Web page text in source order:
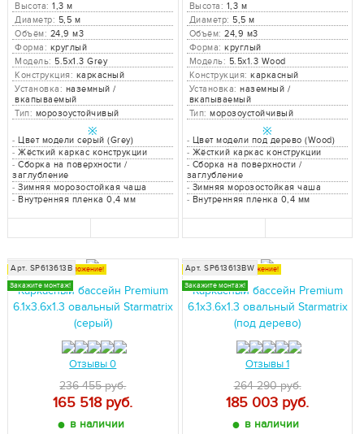
Высота:1,3 м
Диаметр: 5,5 м
Объём: 24,9 м3
Форма: круглый
Модель: 5.5x1.3 Grey
Конструкция: каркасный
Установка: наземный /
вкапываемый
Тип: морозоустойчивый
※
-Цвет модели серый (Grey)
-Жёсткий каркас конструкции
-Сборка на поверхности /
заглубление
-Зимняя морозостойкая чаша
-Внутренняя пленка 0,4 мм
Высота: 1,3 м
Диаметр: 5,5 м
Объём:24,9 м3
Форма:круглый
Модель: 5.5x1.3 Wood
Конструкция:каркасный
Установка:наземный /
вкапываемый
Тип:морозоустойчивый
※
- Цвет модели под дерево (Wood)
- Жёсткий каркас конструкции
- Сборка на поверхности /
заглубление
- Зимняя морозостойкая чаша
- Внутренняя пленка 0,4 мм
Специальное предложение!
Закажите монтаж!
Арт. SP613613B
Каркасный бассейн Premium
6.1x3.6x1.3 овальный Starmatrix
(серый)
Отзывы 0
236 455 руб.
165 518руб.
● в наличии
Специальное предложение!
Закажите монтаж!
Арт. SP613613BW
Каркасный бассейн Premium
6.1x3.6x1.3 овальный Starmatrix
(под дерево)
Отзывы 1
264 290 руб.
185 003 руб.
● в наличии